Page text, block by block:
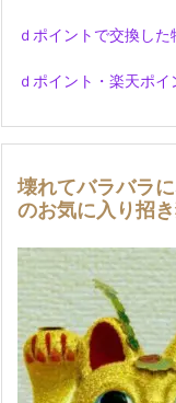
ｄポイントで交換した
ｄポイント・楽天ポイ
壊れてバラバラ
のお気に入り招